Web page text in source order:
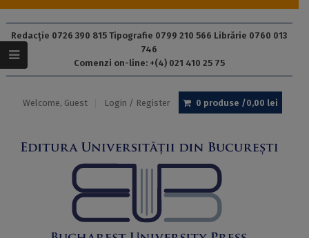
Redacție 0726 390 815 Tipografie 0799 210 566 Librărie 0760 013
746
Comenzi on-line: +(4) 021 410 25 75
Welcome, Guest Login / Register 0 produse /0,00 lei